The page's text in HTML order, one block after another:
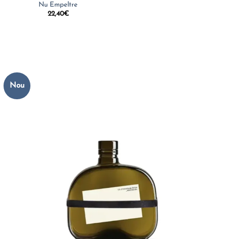
Nu Empeltre
22,40€
Nou